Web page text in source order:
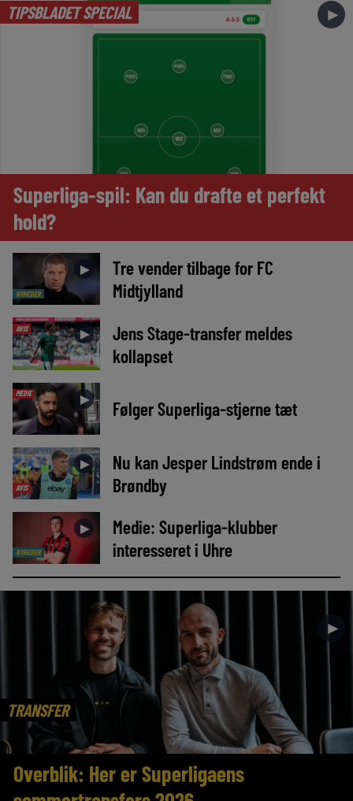
TIPSBLADET SPECIAL ►
Superliga-spil: Kan du drafte et perfekt
hold?
NYHEDER
►
Tre vender tilbage for FC
Midtjylland
AVIS ►
Jens Stage-transfer meldes
kollapset
MEDIE ► Følger Superliga-stjerne tæt
AVIS
►
Nu kan Jesper Lindstrøm ende i
Brøndby
NYHEDER
►
Medie: Superliga-klubber
interesseret i Uhre
TRANSFER
►
Overblik: Her er Superligaens